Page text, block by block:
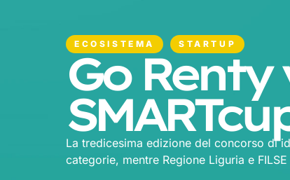
ECOSISTEMA STARTUP
Go
La tredicesima edizione del concorso di
categorie, mentre Regione Liguria e